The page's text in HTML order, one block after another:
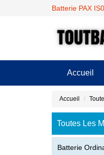
Batterie PAX
Accueil
Accueil
Toutes Les
Batterie